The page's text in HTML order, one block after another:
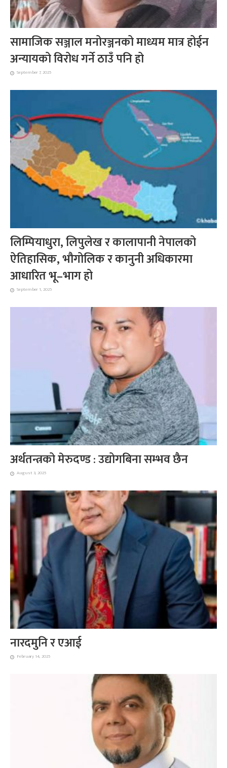
सामाजिक सञ्जाल मनोरञ्जनको माध्यम मात्र होईन
अन्यायको विरोध गर्ने ठाउँ पनि हो
September 7, 2025
लिम्पियाधुरा, लिपुलेख र कालापानी नेपालको
ऐतिहासिक, भौगोलिक र कानुनी अधिकारमा
आधारित भू–भाग हो
September 1, 2025
अर्थतन्त्रको मेरुदण्ड : उद्योगबिना सम्भव छैन
August 3, 2025
नारदमुनि र एआई
February 14, 2025